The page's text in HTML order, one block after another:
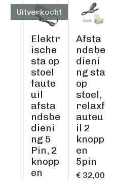
Uitverkocht
Elektr
ische
sta op
stoel
faute
uil
afsta
ndsbe
dieni
ng 5
Pin, 2
knopp
en
Afsta
ndsbe
dieni
ng sta
op
stoel,
relaxf
auteu
il 2
knopp
en
5pin
€ 32,00